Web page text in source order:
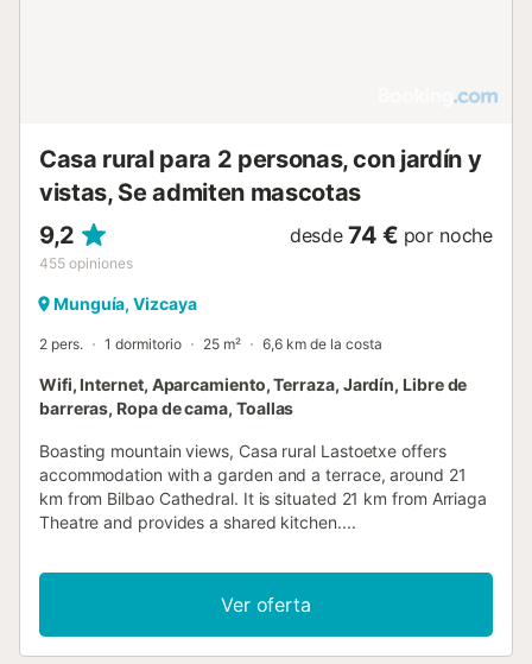
Casa rural para 2 personas, con jardín y
vistas, Se admiten mascotas
9,2
455 opiniones
desde 74 € por noche
Munguía, Vizcaya
2 pers. 1 dormitorio 25 m² 6,6 km de la costa
Wifi, Internet, Aparcamiento, Terraza, Jardín, Libre de
barreras, Ropa de cama, Toallas
Boasting mountain views, Casa rural Lastoetxe offers
accommodation with a garden and a terrace, around 21
km from Bilbao Cathedral. It is situated 21 km from Arriaga
Theatre and provides a shared kitchen....
Ver oferta